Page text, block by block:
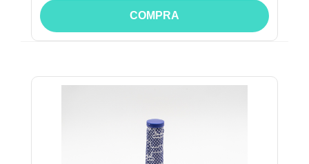
COMPRA